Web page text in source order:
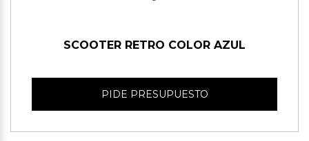
SCOOTER RETRO COLOR AZUL
PIDE PRESUPUESTO